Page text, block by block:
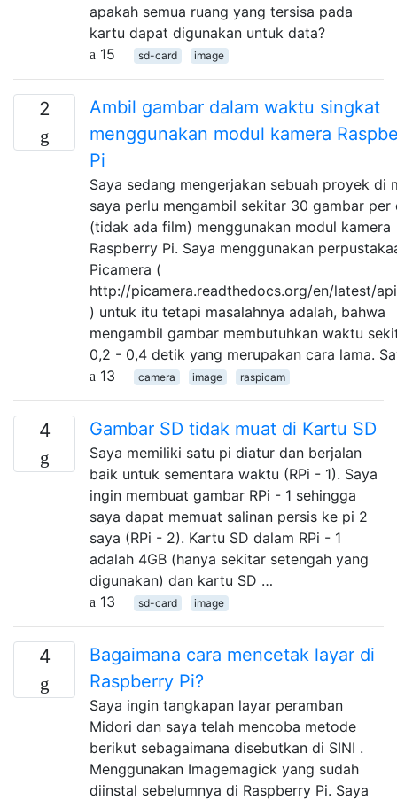
apakah semua ruang yang tersisa pada
kartu dapat digunakan untuk data?
15
sd-card image
2
Ambil gambar dalam waktu singkat
menggunakan modul kamera
Pi
Saya sedang mengerjakan sebuah proyek di
saya perlu mengambil sekitar 30 gambar per
(tidak ada film) menggunakan modul kamera
Raspberry Pi. Saya menggunakan
Picamera (
http://picamera.readthedocs.org/en/latest/
) untuk itu tetapi masalahnya adalah, bahwa
mengambil gambar membutuhkan waktu
0,2 - 0,4 detik yang merupakan cara lama.
13
camera image raspicam
4 Gambar SD tidak muat di Kartu SD
Saya memiliki satu pi diatur dan berjalan
baik untuk sementara waktu (RPi - 1). Saya
ingin membuat gambar RPi - 1 sehingga
saya dapat memuat salinan persis ke pi 2
saya (RPi - 2). Kartu SD dalam RPi - 1
adalah 4GB (hanya sekitar setengah yang
digunakan) dan kartu SD …
13
sd-card image
4
Bagaimana cara mencetak layar di
Raspberry Pi?
Saya ingin tangkapan layar peramban
Midori dan saya telah mencoba metode
berikut sebagaimana disebutkan di SINI .
Menggunakan Imagemagick yang sudah
diinstal sebelumnya di Raspberry Pi. Saya